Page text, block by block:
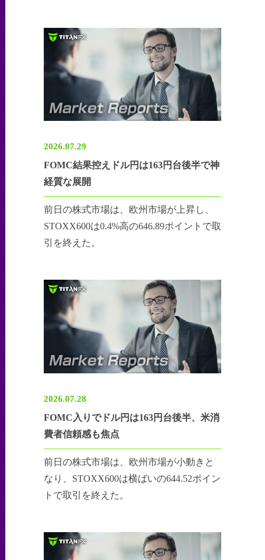
2026.07.29
FOMC結果控えドル円は163円台後半で神
経質な展開
前日の株式市場は、欧州市場が上昇し、
STOXX600は0.4%高の646.89ポイントで取
引を終えた。
2026.07.28
FOMC入りでドル円は163円台後半、米消
費者信頼感も焦点
前日の株式市場は、欧州市場が小動きと
なり、STOXX600は横ばいの644.52ポイン
トで取引を終えた。